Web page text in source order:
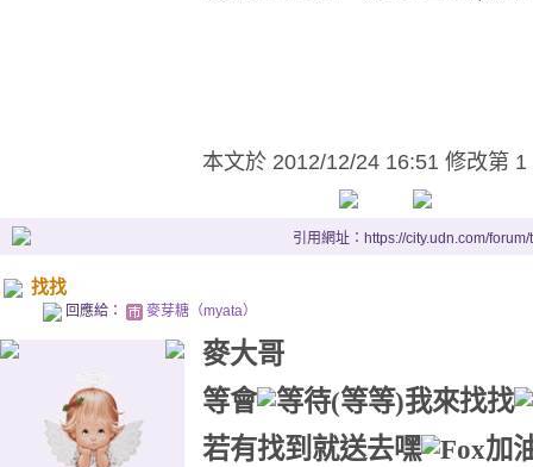
本文於 2012/12/24 16:51 修改第 1
引用網址：https://city.udn.com/
找找
回應給： 麥芽糖（myata）
麥大哥
等會
我來找找
若有找到就送去嘿